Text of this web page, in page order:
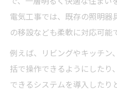
電気工事では、既存の照明器
の移設なども柔軟に対応可能
例えば、リビングやキッチン
括で操作できるようにしたり
できるシステムを導入したり